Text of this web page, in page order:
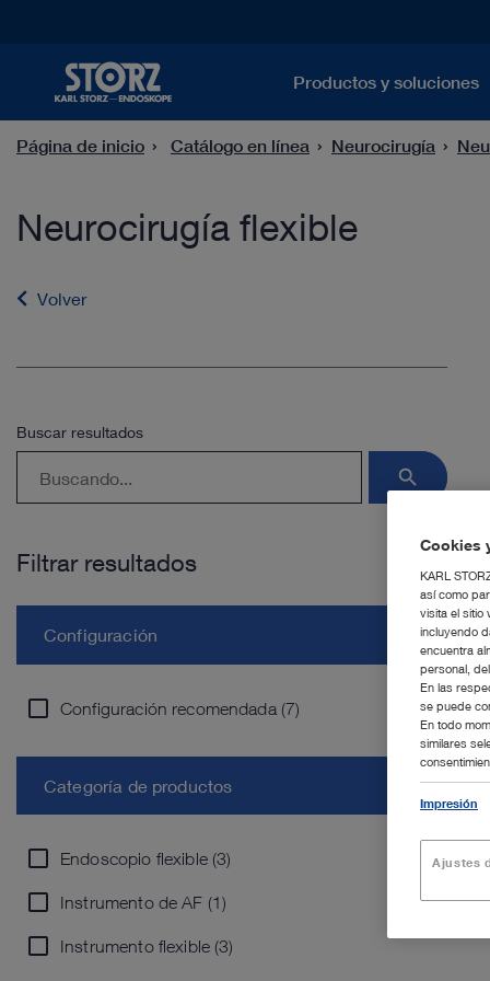
Productos y soluciones
Página de inicio Catálogo en línea Neurocirugía
Neurocirugía flexible
Volver
Buscar resultados
search
Filtrar resultados
Configuración
Configuración recomendada (7)
Categoría de productos
Endoscopio flexible (3)
Instrumento de AF (1)
Instrumento flexible (3)
Cookies
KARL
así como
visita el sitio
incluyendo
encuentra
personal,
En las
se puede
En todo
similares
Impresión
Ajustes